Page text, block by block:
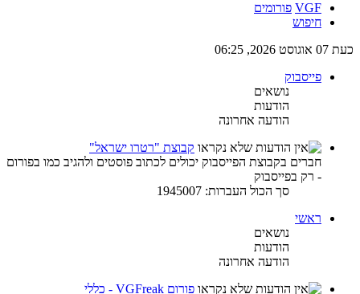
VGF פורומים
חיפוש
כעת 07 אוגוסט 2026, 06:25
פייסבוק
נושאים
הודעות
הודעה אחרונה
קבוצת "רטרו ישראל"
חברים בקבוצת הפייסבוק יכולים לכתוב פוסטים ולהגיב כמו בפורום
- רק בפייסבוק
סך הכול העברות: 1945007
ראשי
נושאים
הודעות
הודעה אחרונה
פורום VGFreak - כללי